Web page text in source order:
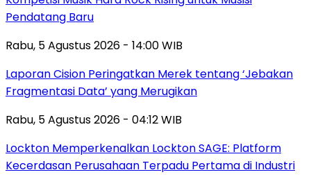
Pendatang Baru
Rabu, 5 Agustus 2026 - 14:00 WIB
Laporan Cision Peringatkan Merek tentang ‘Jebakan
Fragmentasi Data’ yang Merugikan
Rabu, 5 Agustus 2026 - 04:12 WIB
Lockton Memperkenalkan Lockton SAGE: Platform
Kecerdasan Perusahaan Terpadu Pertama di Industri